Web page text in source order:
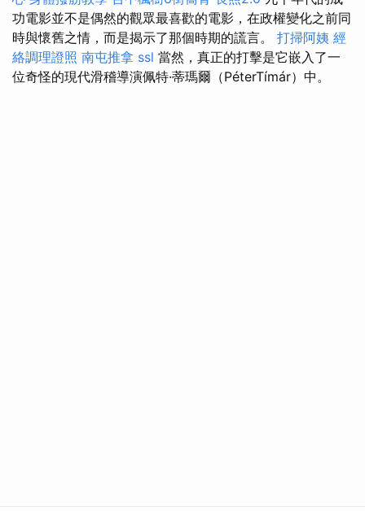
功電影並不是偶然的觀眾最喜歡的電影，在政權變化之前同
時與懷舊之情，而是揭示了那個時期的謊言。 打掃阿姨 經
絡調理證照 南屯推拿 ssl 當然，真正的打擊是它嵌入了一
位奇怪的現代滑稽導演佩特·蒂瑪爾（PéterTímár）中。